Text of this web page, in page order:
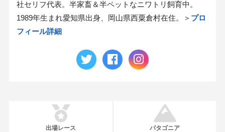
社セリフ代表。半家畜＆半ペットなニワトリ飼育中。
1989年生まれ愛知県出身、岡山県西粟倉村在住。＞ プロ
フィール詳細
出場レース パタゴニア